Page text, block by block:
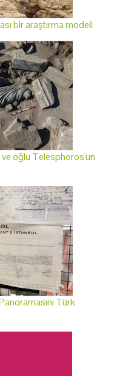
bir araştırma modeli
ve oğlu Telesphoros'un
Türk